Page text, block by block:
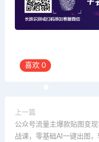
喜欢 0
上一篇
公众号流量主爆款贴图变现
战课，零基础AI一键出图，